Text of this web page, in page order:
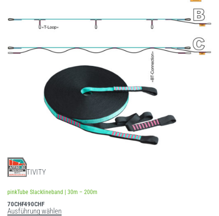
SLACKTIVITY
Bewertet mit 4.50von 5
pinkTube Slacklineband | 30m – 200m
70CHF490CHF
Ausführung wählen